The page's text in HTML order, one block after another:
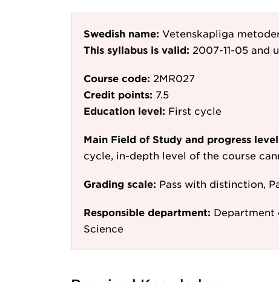
Swedish name: Vetenskapliga
This syllabus is valid: 2007-11-05 and
Course code: 2MR027
Credit points: 7.5
Education level: First cycle
Main Field of Study and progress
cycle, in-depth level of the course
Grading scale: Pass with distinction,
Responsible department: Department
Science